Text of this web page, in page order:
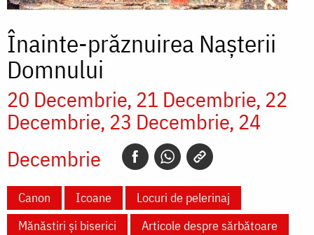
Înainte-prăznuirea Naşterii
Domnului
20 Decembrie 21 Decembrie 22
Decembrie 23 Decembrie 24
Decembrie
Canon Icoane
Locuri de pelerinaj
Mănăstiri și biserici
Articole despre sărbătoare